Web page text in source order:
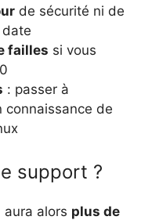
de sécurité ni de
failles si vous
: passer à
connaissance de
support ?
aura alors plus de